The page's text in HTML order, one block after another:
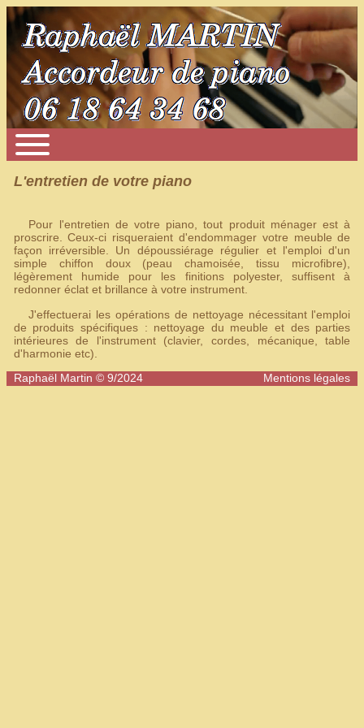
L'entretien de votre piano
Pour l'entretien de votre piano, tout produit ménager est à
proscrire. Ceux-ci risqueraient d'endommager votre meuble de
façon irréversible. Un dépoussiérage régulier et l'emploi d'un
simple chiffon doux (peau chamoisée, tissu microfibre),
légèrement humide pour les finitions polyester, suffisent à
redonner éclat et brillance à votre instrument.
J'effectuerai les opérations de nettoyage nécessitant l'emploi
de produits spécifiques : nettoyage du meuble et des parties
intérieures de l'instrument (clavier, cordes, mécanique, table
d'harmonie etc).
Raphaël Martin © 9/2024
Mentions légales